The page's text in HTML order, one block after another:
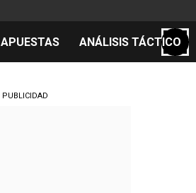
APUESTAS ANÁLISIS TÁCTICO
PUBLICIDAD